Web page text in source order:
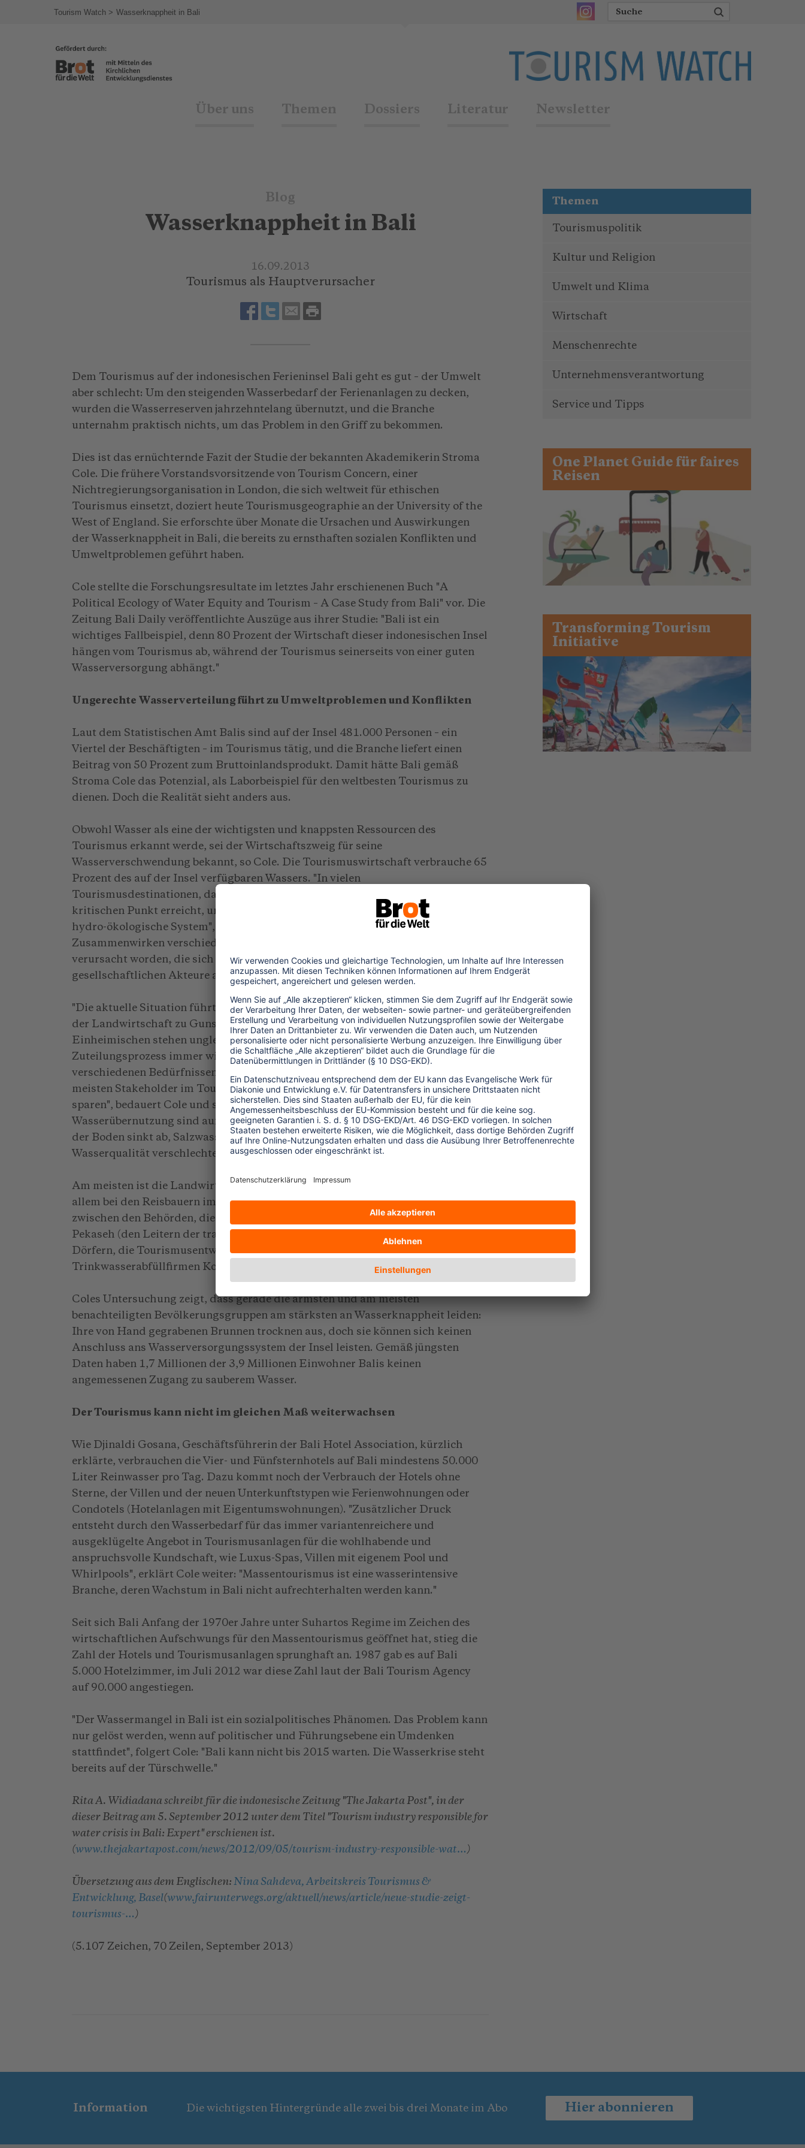
Tourism Watch Wasserknappheit in Bali
Über uns Themen Dossiers Literatur Newsletter
Blog
Wasserknappheit in Bali
16.09.2013
Tourismus als Hauptverursacher
Dem Tourismus auf der indonesischen Ferieninsel Bali geht es gut – der Umwelt
aber schlecht: Um den steigenden Wasserbedarf der Ferienanlagen zu decken,
wurden die Wasserreserven jahrzehntelang übernutzt, und die Branche
unternahm praktisch nichts, um das Problem in den Griff zu bekommen.
Dies ist das ernüchternde Fazit der Studie der bekannten Akademikerin Stroma
Cole. Die frühere Vorstandsvorsitzende von Tourism Concern, einer
Nichtregierungsorganisation in London, die sich weltweit für ethischen
Tourismus einsetzt, doziert heute Tourismusgeographie an der University of the
West of England. Sie erforschte über Monate die Ursachen und Auswirkungen
der Wasserknappheit in Bali, die bereits zu ernsthaften sozialen Konflikten und
Umweltproblemen geführt haben.
Cole stellte die Forschungsresultate im letztes Jahr erschienenen Buch "A
Political Ecology of Water Equity and Tourism – A Case Study from Bali" vor. Die
Zeitung Bali Daily veröffentlichte Auszüge aus ihrer Studie: "Bali ist ein
wichtiges Fallbeispiel, denn 80 Prozent der Wirtschaft dieser indonesischen Insel
hängen vom Tourismus ab, während der Tourismus seinerseits von einer guten
Wasserversorgung abhängt."
Ungerechte Wasserverteilung führt zu Umweltproblemen und Konflikten
Laut dem Statistischen Amt Balis sind auf der Insel 481.000 Personen – ein
Viertel der Beschäftigten – im Tourismus tätig, und die Branche liefert einen
Beitrag von 50 Prozent zum Bruttoinlandsprodukt. Damit hätte Bali gemäß
Stroma Cole das Potenzial, als Laborbeispiel für den weltbesten Tourismus zu
dienen. Doch die Realität sieht anders aus.
Obwohl Wasser als eine der wichtigsten und knappsten Ressourcen des
Tourismus erkannt werde, sei der Wirtschaftszweig für seine
Wasserverschwendung bekannt, so Cole. Die Tourismuswirtschaft verbrauche 65
Prozent des auf der Insel verfügbaren Wassers. "In vielen
Tourismusdestinationen, darunter Bali, hat die Wasserversorgung einen
kritischen Punkt erreicht, und der Tourismus hat massive Auswirkungen auf das
hydro-ökologische System", so Cole. Die Wasserkrise in Bali sei durch das
Zusammenwirken verschiedener politischer und umweltbedingter Faktoren
verursacht worden, die sich in unterschiedlicher Weise auf die verschiedenen
gesellschaftlichen Akteure auswirken.
"Die aktuelle Situation führt zu einer ungerechten Verteilung; Wasser wird von
der Landwirtschaft zu Gunsten des Tourismus abgezweigt, Touristen und
Einheimischen stehen ungleiche Anteile zur Verfügung. Daher führt der
Zuteilungsprozess immer wieder zu Spannungen und Konflikten zwischen
verschiedenen Bedürfnissen und Anspruchsgruppen. Leider sind sich die
meisten Stakeholder im Tourismus nicht bewusst, wie wichtig es ist, Wasser zu
sparen", bedauert Cole und stellt fest: "Die Folgen der touristischen
Wasserübernutzung sind auf ganz Bali spürbar: Der Grundwasserspiegel sinkt,
der Boden sinkt ab, Salzwasser dringt ins Grundwasser ein und die
Wasserqualität verschlechtert sich."
Am meisten ist die Landwirtschaft vom Wassermangel betroffen. Dies führt vor
allem bei den Reisbauern immer wieder zu Konflikten. Hinzu kommen Konflikte
zwischen den Behörden, die für die Zuteilung des Wassers zuständig sind, den
Pekaseh (den Leitern der traditionellen "Subak"-Reisbauwirtschaft) und den
Dörfern, die Tourismusentwicklung erlauben oder privaten
Trinkwasserabfüllfirmen Konzessionen erteilen.
Coles Untersuchung zeigt, dass gerade die ärmsten und am meisten
benachteiligten Bevölkerungsgruppen am stärksten an Wasserknappheit leiden:
Ihre von Hand gegrabenen Brunnen trocknen aus, doch sie können sich keinen
Anschluss ans Wasserversorgungssystem der Insel leisten. Gemäß jüngsten
Daten haben 1,7 Millionen der 3,9 Millionen Einwohner Balis keinen
angemessenen Zugang zu sauberem Wasser.
Der Tourismus kann nicht im gleichen Maß weiterwachsen
Wie Djinaldi Gosana, Geschäftsführerin der Bali Hotel Association, kürzlich
erklärte, verbrauchen die Vier- und Fünfsternhotels auf Bali mindestens 50.000
Liter Reinwasser pro Tag. Dazu kommt noch der Verbrauch der Hotels ohne
Sterne, der Villen und der neuen Unterkunftstypen wie Ferienwohnungen oder
Condotels (Hotelanlagen mit Eigentumswohnungen). "Zusätzlicher Druck
entsteht durch den Wasserbedarf für das immer variantenreichere und
ausgeklügelte Angebot in Tourismusanlagen für die wohlhabende und
anspruchsvolle Kundschaft, wie Luxus-Spas, Villen mit eigenem Pool und
Whirlpools", erklärt Cole weiter: "Massentourismus ist eine wasserintensive
Branche, deren Wachstum in Bali nicht aufrechterhalten werden kann."
Seit sich Bali Anfang der 1970er Jahre unter Suhartos Regime im Zeichen des
wirtschaftlichen Aufschwungs für den Massentourismus geöffnet hat, stieg die
Zahl der Hotels und Tourismusanlagen sprunghaft an. 1987 gab es auf Bali
5.000 Hotelzimmer, im Juli 2012 war diese Zahl laut der Bali Tourism Agency
auf 90.000 angestiegen.
"Der Wassermangel in Bali ist ein sozialpolitisches Phänomen. Das Problem kann
nur gelöst werden, wenn auf politischer und Führungsebene ein Umdenken
stattfindet", folgert Cole: "Bali kann nicht bis 2015 warten. Die Wasserkrise steht
bereits auf der Türschwelle."
Rita A. Widiadana schreibt für die indonesische Zeitung "The Jakarta Post", in der
dieser Beitrag am 5. September 2012 unter dem Titel "Tourism industry responsible for
water crisis in Bali: Expert" erschienen ist.
(www.thejakartapost.com/news/2012/09/05/tourism-industry-responsible-wat… )
Übersetzung aus dem Englischen: Nina Sahdeva, Arbeitskreis Tourismus &
Entwicklung, Basel(www.fairunterwegs.org/aktuell/news/article/neue-studie-zeigt-
tourismus-… )
(5.107 Zeichen, 70 Zeilen, September 2013)
Themen
Tourismuspolitik
Kultur und Religion
Umwelt und Klima
Wirtschaft
Menschenrechte
Unternehmensverantwortung
Service und Tipps
One Planet Guide für faires
Reisen
Transforming Tourism
Initiative
Information Die wichtigsten Hintergründe alle zwei bis drei Monate im Abo Hier abonnieren